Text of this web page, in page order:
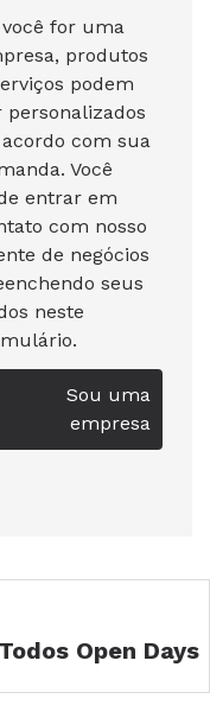
você for uma
produtos
podem
personalizados
com sua
Você
entrar em
com nosso
de negócios
seus
neste
Sou uma
empresa
Todos Open Days